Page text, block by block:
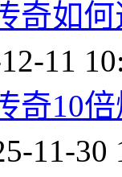
奇如
11
奇10
11-30